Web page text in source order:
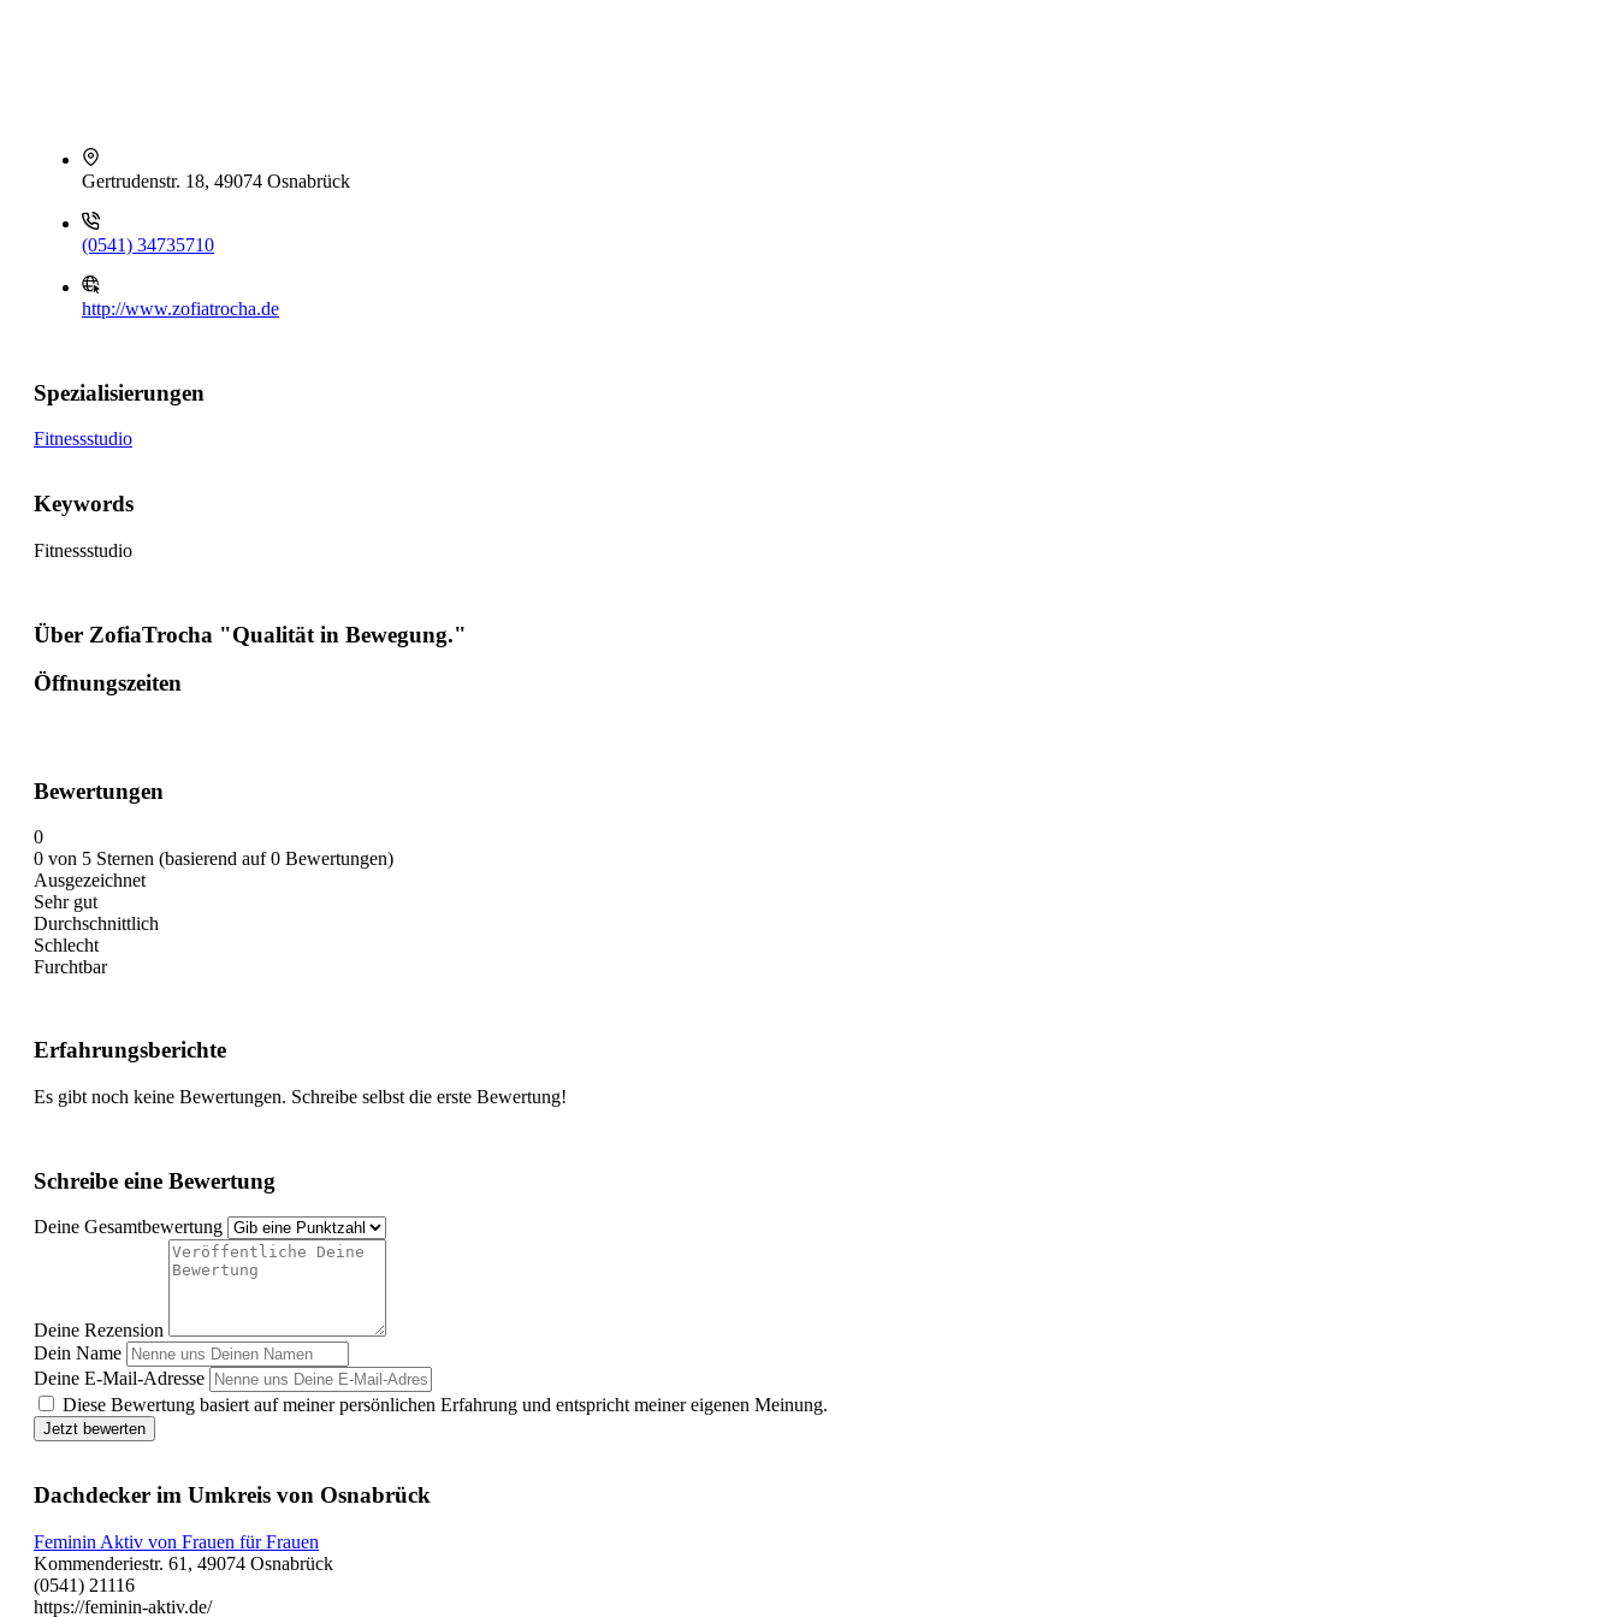
Gertrudenstr. 18, 49074 Osnabrück
(0541) 34735710
http://www.zofiatrocha.de
Spezialisierungen
Fitnessstudio
Keywords
Fitnessstudio
Über ZofiaTrocha "Qualität in Bewegung."
Öffnungszeiten
Bewertungen
0
0 von 5 Sternen (basierend auf 0 Bewertungen)
Ausgezeichnet
Sehr gut
Durchschnittlich
Schlecht
Furchtbar
Erfahrungsberichte
Es gibt noch keine Bewertungen. Schreibe selbst die erste Bewertung!
Schreibe eine Bewertung
Deine Gesamtbewertung
Deine Rezension
Dein Name
Deine E-Mail-Adresse
Diese Bewertung basiert auf meiner persönlichen Erfahrung und entspricht meiner eigenen Meinung.
Jetzt bewerten
Dachdecker im Umkreis von Osnabrück
Feminin Aktiv von Frauen für Frauen
Kommenderiestr. 61, 49074 Osnabrück
(0541) 21116
https://feminin-aktiv.de/